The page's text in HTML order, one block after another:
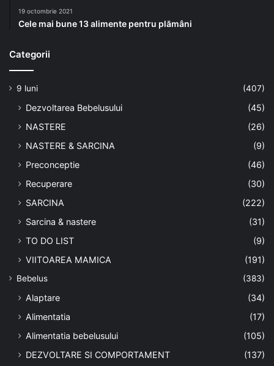
19 octombrie 2021
Cele mai bune 13 alimente pentru plămâni
Categorii
9 luni (407)
Dezvoltarea Bebelusului
(45)
NASTERE
(26)
NASTERE & SARCINA
(9)
Preconceptie
(46)
Recuperare
(30)
SARCINA
(222)
Sarcina & nastere
(31)
TO DO LIST
(9)
VIITOAREA MAMICA
(191)
Bebelus (383)
Alaptare
(34)
Alimentatia
(17)
Alimentatia bebelusului
(105)
DEZVOLTARE SI COMPORTAMENT
(137)